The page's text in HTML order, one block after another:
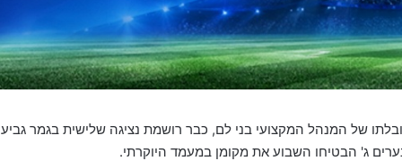
של המנהל המקצועי בני לם, כבר רושמת נציגה שלישית בגמר גביע
ג' הבטיחו השבוע את מקומן במעמד היוקרתי.